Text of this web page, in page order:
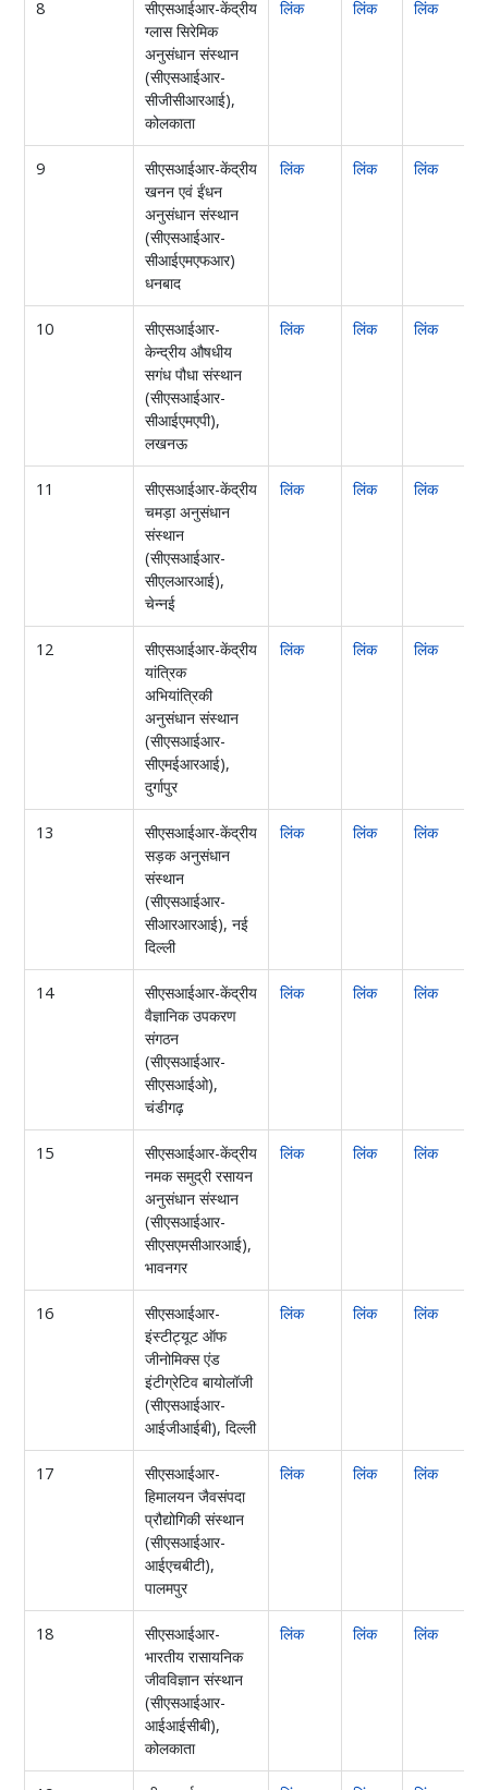
8
सीएसआईआर-केंद्रीय
ग्लास सिरेमिक
अनुसंधान संस्थान
(सीएसआईआर-
सीजीसीआरआई),
कोलकाता
लिंक लिंक लिंक
9
सीएसआईआर-केंद्रीय
खनन एवं ईंधन
अनुसंधान संस्थान
(सीएसआईआर-
सीआईएमएफआर)
धनबाद
लिंक लिंक लिंक
10
सीएसआईआर-
केन्द्रीय औषधीय
सगंध पौधा संस्थान
(सीएसआईआर-
सीआईएमएपी),
लखनऊ
लिंक लिंक लिंक
11
सीएसआईआर-केंद्रीय
चमड़ा अनुसंधान
संस्थान
(सीएसआईआर-
सीएलआरआई),
चेन्नई
लिंक लिंक लिंक
12
सीएसआईआर-केंद्रीय
यांत्रिक
अभियांत्रिकी
अनुसंधान संस्थान
(सीएसआईआर-
सीएमईआरआई),
दुर्गापुर
लिंक लिंक लिंक
13
सीएसआईआर-केंद्रीय
सड़क अनुसंधान
संस्थान
(सीएसआईआर-
सीआरआरआई), नई
दिल्ली
लिंक लिंक लिंक
14
सीएसआईआर-केंद्रीय
वैज्ञानिक उपकरण
संगठन
(सीएसआईआर-
सीएसआईओ),
चंडीगढ़
लिंक लिंक लिंक
15
सीएसआईआर-केंद्रीय
नमक समुद्री रसायन
अनुसंधान संस्थान
(सीएसआईआर-
सीएसएमसीआरआई),
भावनगर
लिंक लिंक लिंक
16
सीएसआईआर-
इंस्टीट्यूट ऑफ
जीनोमिक्स एंड
इंटीग्रेटिव बायोलॉजी
(सीएसआईआर-
आईजीआईबी), दिल्ली
लिंक लिंक लिंक
17
सीएसआईआर-
हिमालयन जैवसंपदा
प्रौद्योगिकी संस्थान
(सीएसआईआर-
आईएचबीटी),
पालमपुर
लिंक लिंक लिंक
18
सीएसआईआर-
भारतीय रासायनिक
जीवविज्ञान संस्थान
(सीएसआईआर-
आईआईसीबी),
कोलकाता
लिंक लिंक लिंक